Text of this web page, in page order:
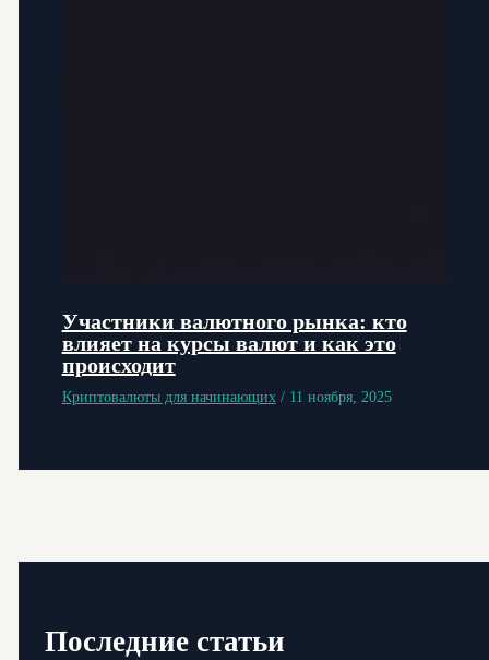
Последние статьи
Участники валютного рынка: кто
влияет на курсы валют и как это
происходит
Криптовалюты для начинающих/ 11 ноября, 2025